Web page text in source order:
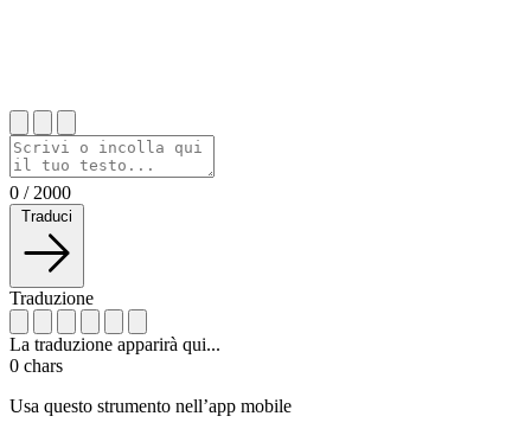
0 / 2000
Traduci
Traduzione
La traduzione apparirà qui...
0 chars
Usa questo strumento nell’app mobile